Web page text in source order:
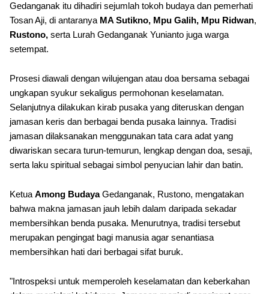
Gedanganak itu dihadiri sejumlah tokoh budaya dan pemerhati
Tosan Aji, di antaranya MA Sutikno, Mpu Galih, Mpu Ridwan,
Rustono, serta Lurah Gedanganak Yunianto juga warga
setempat.
Prosesi diawali dengan wilujengan atau doa bersama sebagai
ungkapan syukur sekaligus permohonan keselamatan.
Selanjutnya dilakukan kirab pusaka yang diteruskan dengan
jamasan keris dan berbagai benda pusaka lainnya. Tradisi
jamasan dilaksanakan menggunakan tata cara adat yang
diwariskan secara turun-temurun, lengkap dengan doa, sesaji,
serta laku spiritual sebagai simbol penyucian lahir dan batin.
Ketua Among BudayaGedanganak, Rustono, mengatakan
bahwa makna jamasan jauh lebih dalam daripada sekadar
membersihkan benda pusaka. Menurutnya, tradisi tersebut
merupakan pengingat bagi manusia agar senantiasa
membersihkan hati dari berbagai sifat buruk.
"Introspeksi untuk memperoleh keselamatan dan keberkahan